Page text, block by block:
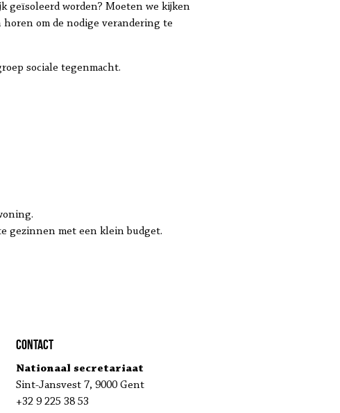
geïsoleerd worden? Moeten we kijken
om de nodige verandering te
sociale tegenmacht.
gezinnen met een klein budget.
Contact
Nationaal secretariaat
Sint-Jansvest 7, 9000 Gent
+32 9 225 38 53